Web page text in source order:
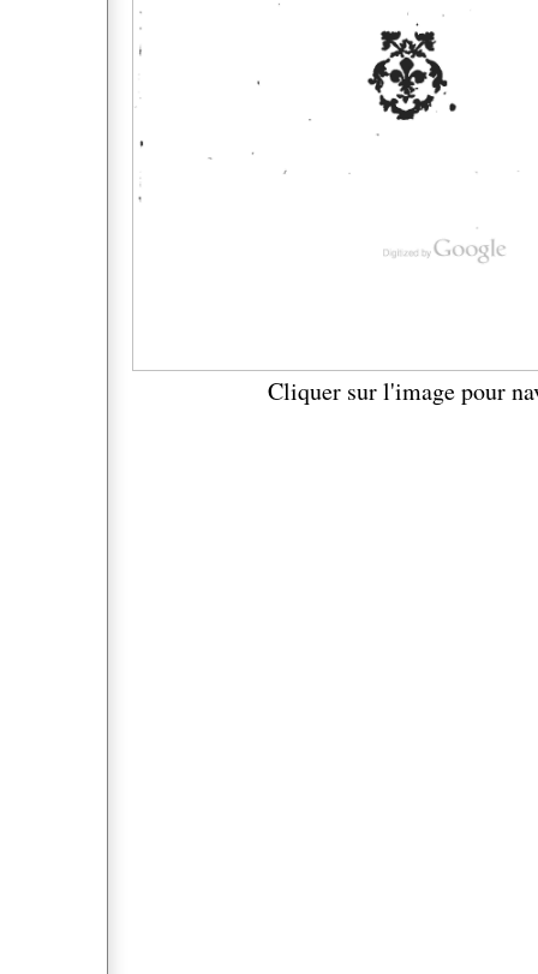
Cliquer sur l'image pour